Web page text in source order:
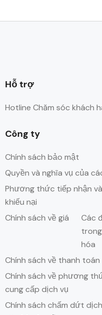
Hỗ trợ
Hotline Chăm sóc khách
Công ty
Chính sách bảo mật
Quyền và nghĩa vụ của
Phương thức tiếp nhận
khiếu nại
Chính sách về giá
Các
hóa
Chính sách về thanh toán
Chính sách về phương
cung cấp dịch vụ
Chính sách chấm dứt dịch